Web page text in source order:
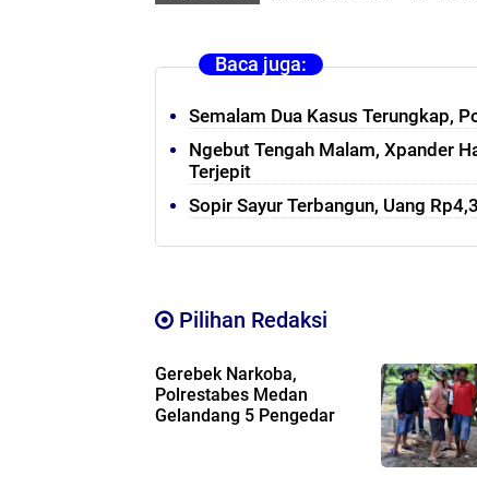
Baca juga:
Semalam Dua Kasus Terungkap,
Ngebut Tengah Malam, Xpander
Terjepit
Sopir Sayur Terbangun, Uang
Pilihan Redaksi
Gerebek Narkoba,
Polrestabes Medan
Gelandang 5 Pengedar